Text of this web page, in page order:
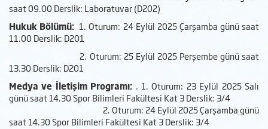
saat 09.00 Derslik: Laboratuvar (D202)
Hukuk Bölümü:1. Oturum: 24 Eylül 2025 Çarşamba günü saat
11.00 Derslik: D201
2. Oturum: 25 Eylül 2025 Perşembe günü saat
13.30 Derslik: D201
Medya ve İletişim Programı: . 1. Oturum: 23 Eylül 2025 Salı
günü saat 14.30 Spor Bilimleri Fakültesi Kat 3 Derslik: 3/4
2. Oturum: 24 Eylül 2025 Çarşamba günü
saat 14.30 Spor Bilimleri Fakültesi Kat 3 Derslik: 3/4